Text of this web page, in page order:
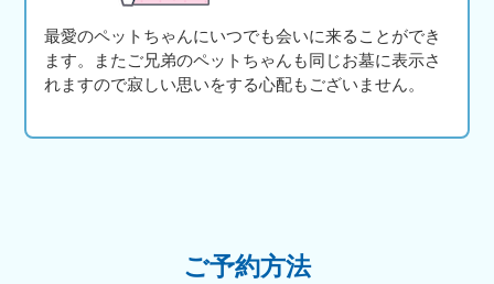
最愛のペットちゃんにいつでも会いに来ることができ
ます。またご兄弟のペットちゃんも同じお墓に表示さ
れますので寂しい思いをする心配もございません。
ご予約方法